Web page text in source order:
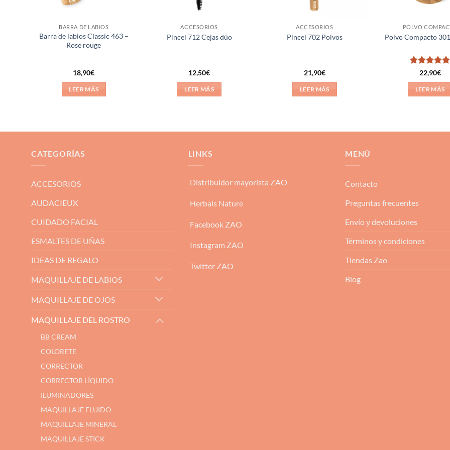
BARRA DE LABIOS
Barra de labios Classic 463 –
Rose rouge
18,90€
LEER MÁS
ACCESORIOS
Pincel 712 Cejas dúo
12,50€
LEER MÁS
ACCESORIOS
Pincel 702 Polvos
21,90€
LEER MÁS
POLVO
Polvo Compacto
Valorado
22,90€
LEER MÁS
CATEGORÍAS
ACCESORIOS
AUDACIEUX
CUIDADO FACIAL
ESMALTES DE UÑAS
IDEAS DE REGALO
MAQUILLAJE DE LABIOS
MAQUILLAJE DE OJOS
MAQUILLAJE DEL ROSTRO
BB CREAM
COLORETE
CORRECTOR
CORRECTOR LÍQUIDO
ILUMINADORES
MAQUILLAJE FLUIDO
MAQUILLAJE MINERAL
MAQUILLAJE STICK
LINKS
Distribuidor mayorista ZAO
Herbals Nature
Facebook ZAO
Instagram ZAO
Twitter ZAO
MENÚ
Contacto
Preguntas frecuentes
Envío y devoluciones
Términos y condiciones
Tiendas Zao
Blog